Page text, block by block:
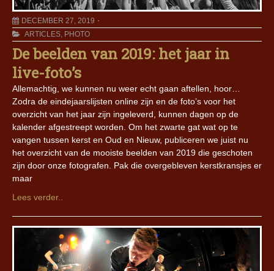
DECEMBER 27, 2019
ARTICLES, PHOTO
De beelden van 2019: het jaar in
live-foto’s
Allemachtig, we kunnen nu weer echt gaan aftellen, hoor…
Zodra de eindejaarslijsten online zijn en de foto’s voor het
overzicht van het jaar zijn ingeleverd, kunnen dagen op de
kalender afgestreept worden. Om het zwarte gat wat op te
vangen tussen kerst en Oud en Nieuw, publiceren we juist nu
het overzicht van de mooiste beelden van 2019 die geschoten
zijn door onze fotografen. Pak die overgebleven kerstkransjes er
maar
Lees verder..